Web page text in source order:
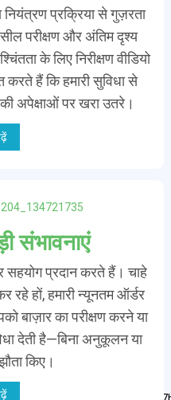
नियंत्रण प्रक्रिया से गुज़रता
परीक्षण और अंतिम दृश्य
के लिए निरीक्षण वीडियो
हैं कि हमारी सुविधा से
अपेक्षाओं पर खरा उतरे।
संभावनाएं
प्रदान करते हैं। चाहे
रहे हों, हमारी न्यूनतम ऑर्डर
बाज़ार का परीक्षण करने या
देती है—बिना अनुकूलन या
किए।